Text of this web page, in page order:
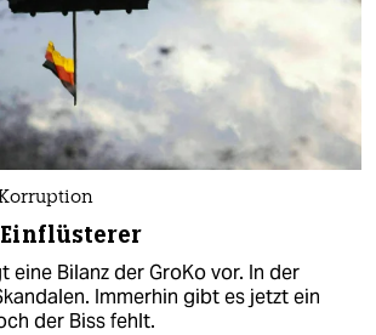
Bilanz der GroKo vor. In der
Immerhin gibt es jetzt ein
der Biss fehlt.